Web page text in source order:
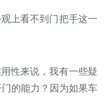
上看不到门把手这一
性来说，我有一些疑
的能力？因为如果车